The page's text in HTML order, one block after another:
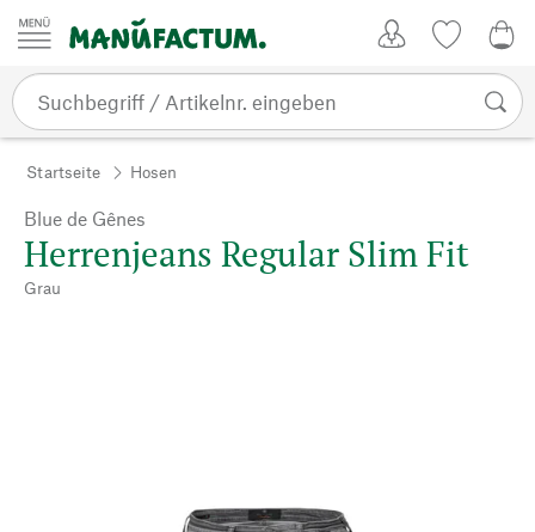
Zum Inhalt springen
Startseite Hosen
Blue de Gênes
Herrenjeans Regular Slim Fit
Grau